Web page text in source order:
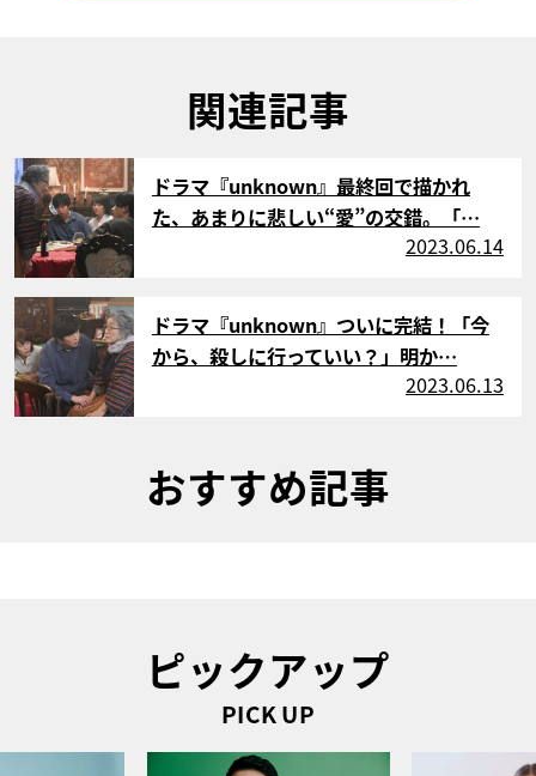
関連記事
サムネイル
ドラマ『unknown』最終回で描かれ
た、あまりに悲しい“愛”の交錯。「…
2023.06.14
サムネイル
ドラマ『unknown』ついに完結！「今
から、殺しに行っていい？」明か…
2023.06.13
おすすめ記事
ピックアップ
PICK UP